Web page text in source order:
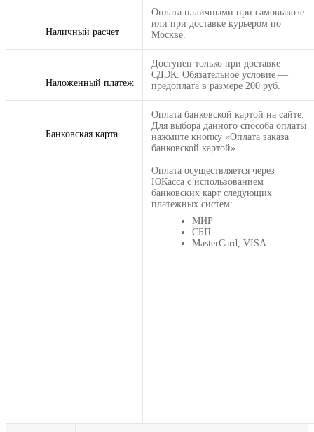
Наличный расчет
Оплата наличными при самовывозе
или при доставке курьером по
Москве.
Наложенный платеж
Доступен только при доставке
СДЭК. Обязательное условие —
предоплата в размере 200 руб.
Банковская карта
Оплата банковской картой на сайте.
Для выбора данного способа оплаты
нажмите кнопку «Оплата заказа
банковской картой».
Оплата осуществляется через
ЮКасса с использованием
банковских карт следующих
платежных систем:
МИР
СБП
MasterCard, VISA